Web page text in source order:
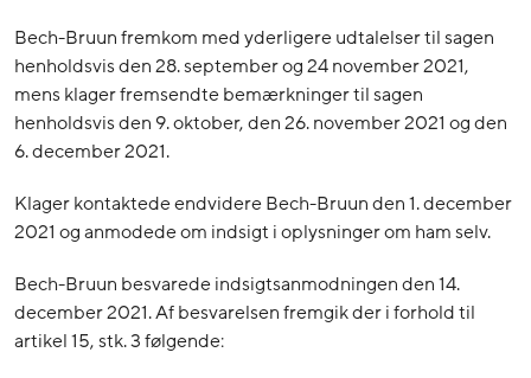
Bech-Bruun fremkom med yderligere udtalelser til sagen
henholdsvis den 28. september og 24 november 2021,
mens klager fremsendte bemærkninger til sagen
henholdsvis den 9. oktober, den 26. november 2021 og den
6. december 2021.
Klager kontaktede endvidere Bech-Bruun den 1. december
2021 og anmodede om indsigt i oplysninger om ham selv.
Bech-Bruun besvarede indsigtsanmodningen den 14.
december 2021. Af besvarelsen fremgik der i forhold til
artikel 15, stk. 3 følgende: